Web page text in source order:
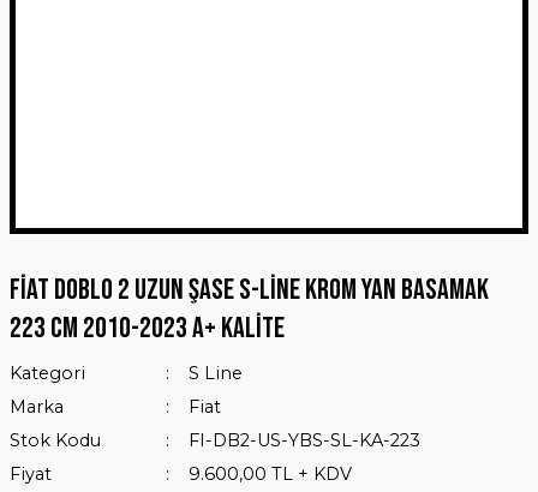
Fiat Doblo 2 Uzun Şase S-Line Krom Yan Basamak
223 Cm 2010-2023 A+ Kalite
Kategori
S Line
Marka
Fiat
Stok Kodu
FI-DB2-US-YBS-SL-KA-223
Fiyat
9.600,00 TL + KDV